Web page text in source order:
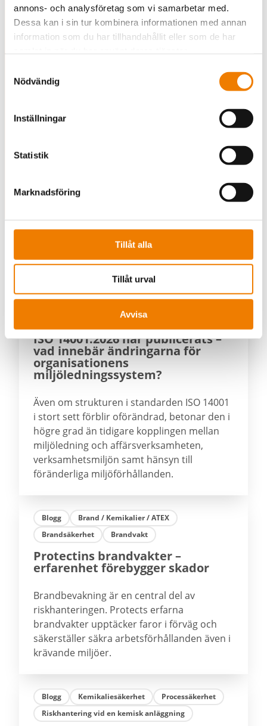
annons- och analysföretag som vi samarbetar med.
Dessa kan i sin tur kombinera informationen med annan
information som du har tillhandahållit eller som de har
Nödvändig
Inställningar
Statistik
Marknadsföring
Tillåt alla
Tillåt urval
Avvisa
Kontakta oss!
Kolla in expert
Blogg ISO 14001:2026
miljöledningssystem
ISO 14001:2026 har publicerats –
vad innebär ändringarna för
organisationens
miljöledningssystem?
Även om strukturen i standarden ISO 14001
i stort sett förblir oförändrad, betonar den i
högre grad än tidigare kopplingen mellan
miljöledning och affärsverksamheten,
verksamhetsmiljön samt hänsyn till
föränderliga miljöförhållanden.
Blogg
Brand / Kemikalier / ATEX
Brandsäkerhet
Brandvakt
Protectins brandvakter –
erfarenhet förebygger skador
Brandbevakning är en central del av
riskhanteringen. Protects erfarna
brandvakter upptäcker faror i förväg och
säkerställer säkra arbetsförhållanden även i
krävande miljöer.
Blogg Kemikaliesäkerhet
Processäkerhet
Riskhantering vid en kemisk anläggning